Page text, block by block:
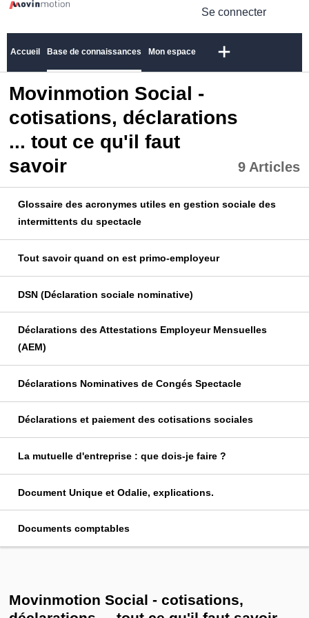
Se connecter
Accueil Base de connaissances Mon espace
Movinmotion Social -
cotisations, déclarations
... tout ce qu'il faut
savoir
9 Articles
Glossaire des acronymes utiles en gestion sociale des
intermittents du spectacle
Tout savoir quand on est primo-employeur
DSN (Déclaration sociale nominative)
Déclarations des Attestations Employeur Mensuelles
(AEM)
Déclarations Nominatives de Congés Spectacle
Déclarations et paiement des cotisations sociales
La mutuelle d'entreprise : que dois-je faire ?
Document Unique et Odalie, explications.
Documents comptables
Movinmotion Social - cotisations,